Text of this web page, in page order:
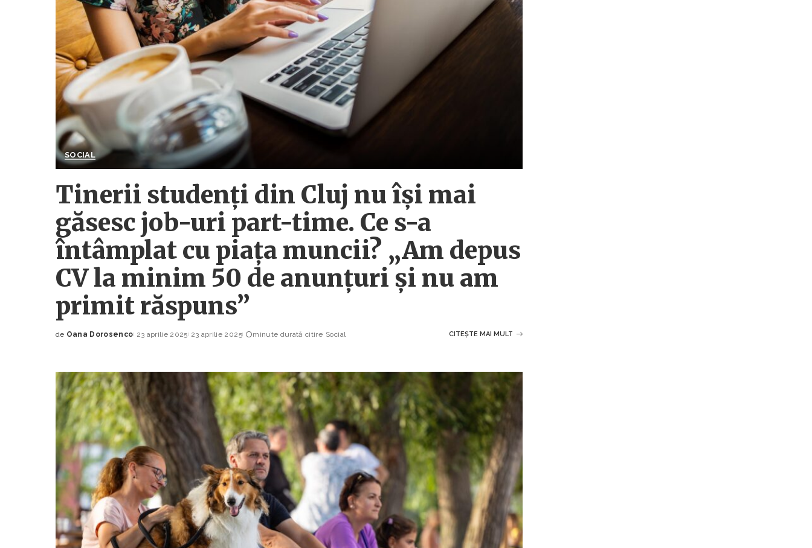
SOCIAL
Tinerii studenți din Cluj nu își mai
găsesc job-uri part-time. Ce s-a
întâmplat cu piața muncii? „Am depus
CV la minim 50 de anunțuri și nu am
primit răspuns”
Posted
de Oana Dorosenco 23 aprilie 2025 23 aprilie 2025 minute durată citire Social CITEȘTE MAI MULT